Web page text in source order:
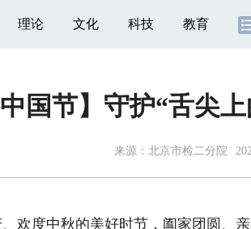
理论 文化 科技 教育
中国节】守护“舌尖
来源： 北京市检二分院
度中秋的美好时节，阖家团圆、亲